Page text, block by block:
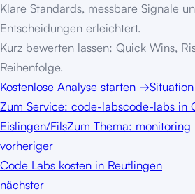
Klare Standards, messbare Signale
Entscheidungen erleichtert.
Kurz bewerten lassen: Quick Wins,
Reihenfolge.
Kostenlose Analyse starten →
Zum Service: code-labscode-labs in
Eislingen/FilsZum Thema: monitoring
vorheriger
Code Labs kosten in Reutlingen
nächster